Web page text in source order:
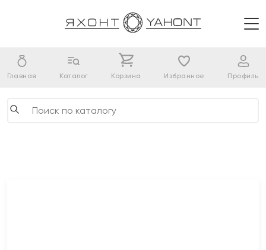
Главная Каталог Корзина Избранное Профиль